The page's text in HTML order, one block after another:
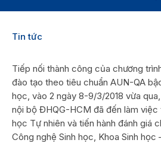
Tin tức
Tiếp nối thành công của chương
đào tạo theo tiêu chuẩn AUN-QA
học, vào 2 ngày 8-9/3/2018 vừa
nội bộ ĐHQG-HCM đã đến làm
học Tự nhiên và tiến hành đánh giá
Công nghệ Sinh học, Khoa Sinh học